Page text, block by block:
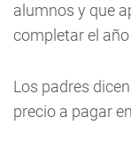
alumnos y que
completar el
Los padres
precio a pagar